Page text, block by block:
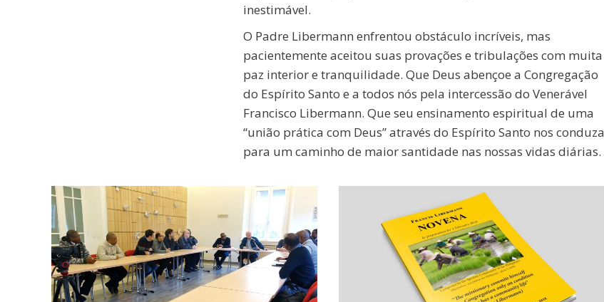
inestimável.
O Padre Libermann enfrentou obstáculo incríveis, mas
pacientemente aceitou suas provações e tribulações com muita
paz interior e tranquilidade. Que Deus abençoe a Congregação
do Espírito Santo e a todos nós pela intercessão do Venerável
Francisco Libermann. Que seu ensinamento espiritual de uma
“união prática com Deus” através do Espírito Santo nos conduza
para um caminho de maior santidade nas nossas vidas diárias.